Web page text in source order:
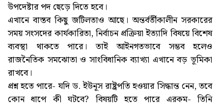
উপদেষ্টার পদ ছেড়ে দিতে হবে।
এখানে বাস্তব কিছু জটিলতাও আছে। অন্তর্বর্তীকালীন সরকারের
সময় সংসদের কার্যকারিতা, নির্বাচন প্রক্রিয়া ইত্যাদি বিষয়ে বিশেষ
ব্যবস্থা থাকতে পারে। তাই আইনগতভাবে সম্ভব হলেও
রাজনৈতিক সমঝোতা ও সাংবিধানিক ব্যাখ্যা এখানে বড় ভূমিকা
রাখবে।
প্রশ্ন হতে পারে- যদি ড. ইউনূস রাষ্ট্রপতি হওয়ার সিদ্ধান্ত নেন, তবে
কোন ধাপে কী ঘটবে? বিষয়টি হতে পারে এরকম- তিনি